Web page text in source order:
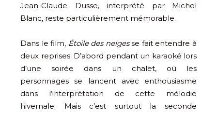
Jean-Claude Dusse, interprété par Michel
Blanc, reste particulièrement mémorable.
Dans le film, Étoile des neigesse fait entendre à
deux reprises. D’abord pendant un karaoké lors
d’une soirée dans un chalet, où les
personnages se lancent avec enthousiasme
dans l’interprétation de cette mélodie
hivernale. Mais c’est surtout la seconde